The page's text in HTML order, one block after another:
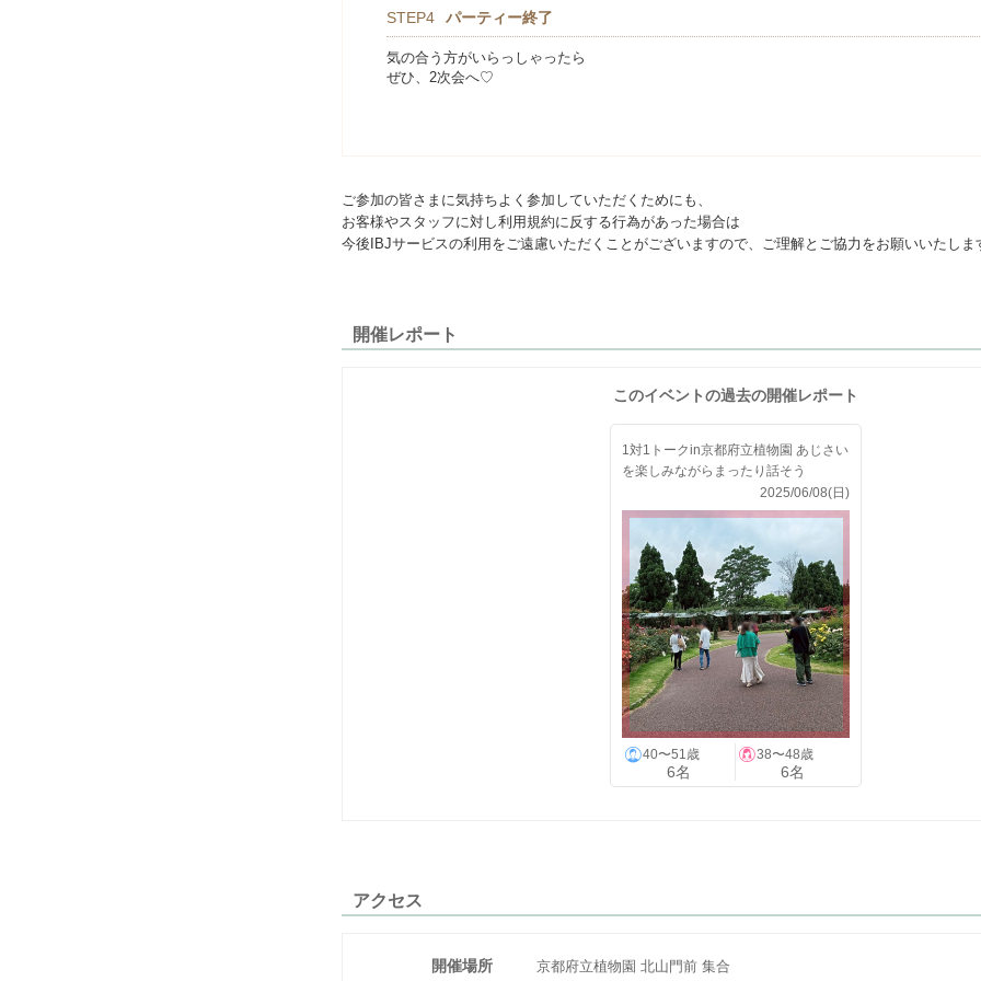
STEP4 パーティー終了
気の合う方がいらっしゃったら
ぜひ、2次会へ♡
ご参加の皆さまに気持ちよく参加していただくためにも、
お客様やスタッフに対し利用規約に反する行為があった場合は
今後IBJサービスの利用をご遠慮いただくことがございますので、ご理解とご協力をお願いいたしま
開催レポート
このイベントの過去の開催レポート
1対1トークin京都府立植物園 あじさい
を楽しみながらまったり話そう
2025/06/08(日)
40〜51歳
6名
38〜48歳
6名
アクセス
開催場所 京都府立植物園 北山門前 集合